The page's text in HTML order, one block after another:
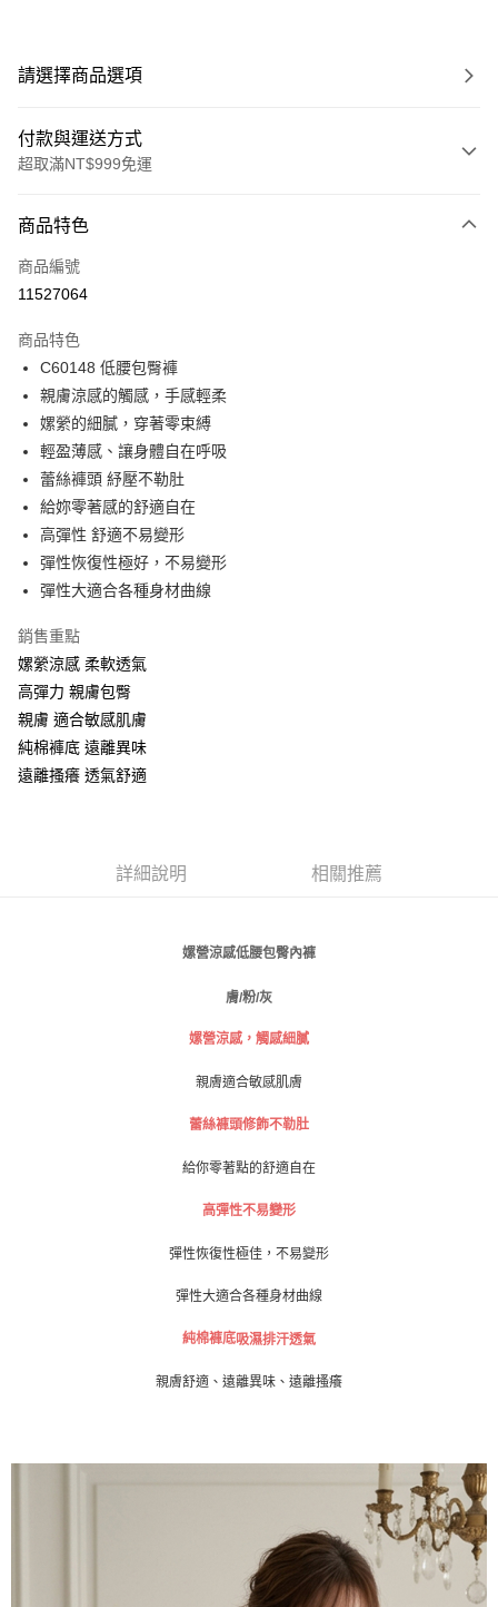
請選擇商品選項
付款與運送方式
超取滿NT$999免運
信用卡一次付款
超商取貨付款
Apple Pay
悠遊付
全盈+PAY
AFTEE先享後付
相關說明
【關於「AFTEE先享後付」】
AFTEE先享後付是「在收到商品之後才付款」的支付方式。 讓您購物簡單
１．簡單：不需註冊會員、不需綁卡、不需儲值。
３．安心：先確認商品／服務後，再付款。
１．於結帳方式選擇「AFTEE先享後付」後，將跳轉至「AFTEE先享後付」
結帳頁面，進行簡訊認證並確認金額後，即可完成結帳。
２．訂單成立數日內，您將收到繳費通知簡訊。
３．收到繳費通知簡訊後14天內，點擊此簡訊中的連結，可透過四大超商／
ATM／網路銀行／等多元方式進行付款，方視為交易完成。
是否繳費成功／繳費後需取消欲退款等相關疑問，請聯繫「AFTEE先享後付
１．透過由恩沛科技股份有限公司提供之「AFTEE先享後付」服務完成之交
權轉讓予恩沛科技股份有限公司。
https://aftee.tw/terms/#terms3
「AFTEE先享後付」，若未經同意申辦者引起之損失，本公司不負相關責
４．使用「AFTEE先享後付」時，將依據個別帳號之用戶狀況，依本公司即
恩沛科技股份有限公司將有權停止該用戶之使用額度並採取法律行動。
ATM付款
全家取貨付款
每筆NT$80，滿NT$999(含以上)免運費
付款後全家取貨
每筆NT$80，滿NT$999(含以上)免運費
萊爾富取貨付款
每筆NT$80，滿NT$999(含以上)免運費
每筆NT$80，滿NT$999(含以上)免運費
商品特色
商品編號
11527064
商品特色
C60148 低腰包臀褲
親膚涼感的觸感，手感輕柔
嫘縈的細膩，穿著零束縛
輕盈薄感、讓身體自在呼吸
蕾絲褲頭 紓壓不勒肚
給妳零著感的舒適自在
高彈性 舒適不易變形
彈性恢復性極好，不易變形
彈性大適合各種身材曲線
銷售重點
嫘縈涼感 柔軟透氣
高彈力 親膚包臀
親膚 適合敏感肌膚
純棉褲底 遠離異味
遠離搔癢 透氣舒適
詳細說明 相關推薦
嫘營涼感低腰包臀內褲
膚/粉/灰
嫘營涼感 ，觸感細膩
親膚適合敏感肌膚
蕾絲褲頭修飾不勒肚
給你零著點的舒適自在
高彈性不易變形
彈性恢復性極佳，不易變形
彈性大適合各種身材曲線
純棉褲底吸濕排汗透氣
親膚舒適、遠離異味、遠離搔癢